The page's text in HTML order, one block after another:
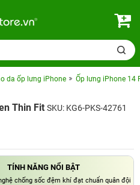
da ốp lưng iPhone Ốp lưng iPhone 14
Thin Fit SKU: KG6-PKS-42761
TÍNH NĂNG NỔI BẬT
chống sốc đệm khí đạt chuẩn quân đội